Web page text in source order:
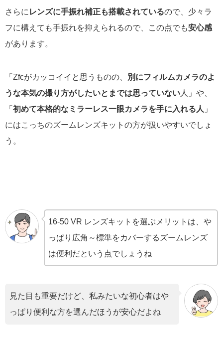
さらに レンズに手振れ補正も搭載されているので、少々ラ
フに構えても手振れを抑えられるので、この点でも安心感
があります。
「Zfcがカッコイイと思うものの、
別にフィルムカメラのよ
うな本気の撮り方がしたいとまでは思っていない 人」や、
「 初めて本格的なミラーレス一眼カメラを手に入れる人 」
にはこっちのズームレンズキットの方が扱いやすいでしょ
う。
16-50 VR レンズキットを選ぶメリットは、や
っぱり広角～標準をカバーするズームレンズ
は便利だという点でしょうね
見た目も重要だけど、私みたいな初心者はや
っぱり便利な方を選んだほうが安心だよね